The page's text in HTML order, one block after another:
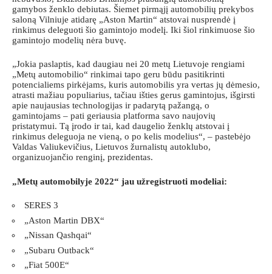
gamybos ženklo debiutas. Šiemet pirmąjį automobilių prekybos
saloną Vilniuje atidarę „Aston Martin“ atstovai nusprendė į
rinkimus deleguoti šio gamintojo modelį. Iki šiol rinkimuose šio
gamintojo modelių nėra buvę.
„Jokia paslaptis, kad daugiau nei 20 metų Lietuvoje rengiami
„Metų automobilio“ rinkimai tapo geru būdu pasitikrinti
potencialiems pirkėjams, kuris automobilis yra vertas jų dėmesio,
atrasti mažiau populiarius, tačiau išties gerus gamintojus, išgirsti
apie naujausias technologijas ir padarytą pažangą, o
gamintojams – pati geriausia platforma savo naujovių
pristatymui. Tą įrodo ir tai, kad daugelio ženklų atstovai į
rinkimus deleguoja ne vieną, o po kelis modelius“, – pastebėjo
Valdas Valiukevičius, Lietuvos žurnalistų autoklubo,
organizuojančio renginį, prezidentas.
„Metų automobilyje 2022“ jau užregistruoti modeliai:
SERES 3
„Aston Martin DBX“
„Nissan Qashqai“
„Subaru Outback“
„Fiat 500E“